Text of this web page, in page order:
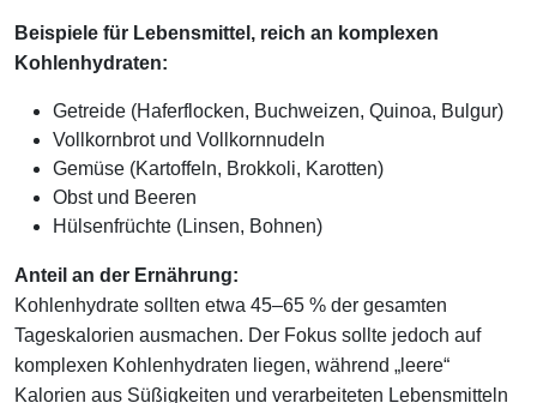
Beispiele für Lebensmittel, reich an komplexen
Kohlenhydraten:
Getreide (Haferflocken, Buchweizen, Quinoa, Bulgur)
Vollkornbrot und Vollkornnudeln
Gemüse (Kartoffeln, Brokkoli, Karotten)
Obst und Beeren
Hülsenfrüchte (Linsen, Bohnen)
Anteil an der Ernährung:
Kohlenhydrate sollten etwa 45–65 % der gesamten
Tageskalorien ausmachen. Der Fokus sollte jedoch auf
komplexen Kohlenhydraten liegen, während „leere“
Kalorien aus Süßigkeiten und verarbeiteten Lebensmitteln